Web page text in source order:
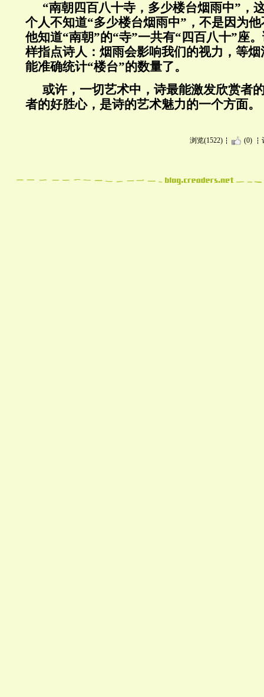
“南朝四百八十寺，多少楼台烟雨中”，
个人不知道“多少楼台烟雨中”，不是因为
他知道“南朝”的“寺”一共有“四百八十”座
样指点诗人：烟雨会影响我们的视力，等
能准确统计“楼台”的数量了。
或许，一切艺术中，诗最能激发欣赏者
者的好胜心，是诗的艺术魅力的一个方面。
浏览(1522) (0)